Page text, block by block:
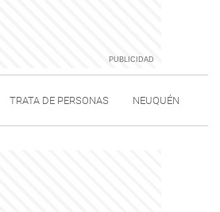
TRATA DE PERSONAS NEUQUÉN